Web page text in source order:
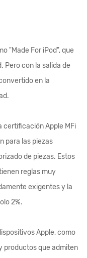
"Made For iPod", que
Pero con la salida de
en la
certificación Apple MFi
para las piezas
de piezas. Estos
reglas muy
exigentes y la
2%.
Apple, como
productos que admiten